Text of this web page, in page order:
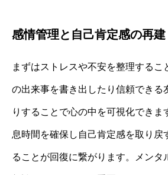
感情管理と自己肯定感の再建
まずはストレスや不安を整理するこ
の出来事を書き出したり信頼できる
りすることで心の中を可視化できま
息時間を確保し自己肯定感を取り戻
ることが回復に繋がります。メンタ